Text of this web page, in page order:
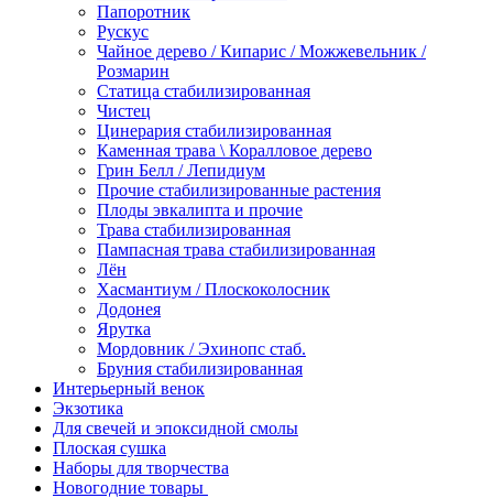
Папоротник
Рускус
Чайное дерево / Кипарис / Можжевельник /
Розмарин
Статица стабилизированная
Чистец
Цинерария стабилизированная
Каменная трава \ Коралловое дерево
Грин Белл / Лепидиум
Прочие стабилизированные растения
Плоды эвкалипта и прочие
Трава стабилизированная
Пампасная трава стабилизированная
Лён
Хасмантиум / Плоскоколосник
Додонея
Ярутка
Мордовник / Эхинопс стаб.
Бруния стабилизированная
Интерьерный венок
Экзотика
Для свечей и эпоксидной смолы
Плоская сушка
Наборы для творчества
Новогодние товары